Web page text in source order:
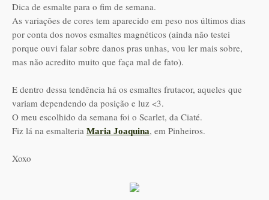
Dica de esmalte para o fim de semana.
As variações de cores tem aparecido em peso nos últimos dias
por conta dos novos esmaltes magnéticos (ainda não testei
porque ouvi falar sobre danos pras unhas, vou ler mais sobre,
mas não acredito muito que faça mal de fato).
E dentro dessa tendência há os esmaltes frutacor, aqueles que
variam dependendo da posição e luz <3.
O meu escolhido da semana foi o Scarlet, da Ciaté.
Fiz lá na esmalteria Maria Joaquina, em Pinheiros.
Xoxo